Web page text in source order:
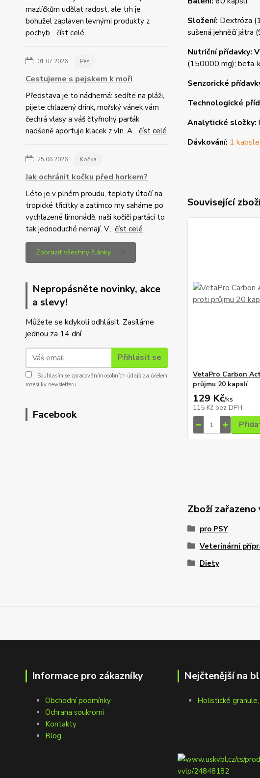
mazlíčkům udělat radost, ale trh je
bohužel zaplaven levnými produkty z
pochyb... číst celé
01.07.2026 Pes
Cestujeme s pejskem k moři
Představa je to nádherná: sedíte na pláži,
pijete chlazený drink, mořský vánek vám
čechrá vlasy a váš čtyřnohý parťák
nadšeně aportuje klacek z vln. A... číst celé
25.06.2026 Kočka
Jak ochránit kočku před horkem?
Léto je v plném proudu, teploty útočí na
tropické třicítky a zatímco my saháme po
vychlazené limonádě, naši kočičí parťáci to
tak jednoduché nemají. V... číst celé
Zobrazit všechny články
Nepropásněte novinky, akce
a slevy!
Můžete se kdykoli odhlásit. Zasíláme
jednou za 14 dní.
Přihlásit se
Souhlasím se zpracováním osobních údajů za účelem
rozesílky newsletteru.
Facebook
Složení: Dextróza
sušená jehněčí játra
Nutriční přídavky:
(150000 mg); beta-
Senzorické
Technologické
Analytické složky:
Dávkování: 1
Související
VetaPro Carbon
průjmu 20 kapslí
129 Kč/ks
115 Kč bez DPH
Zboží
pro PSY
Veterinární
Diety
Informace pro zákazníky
Obchodní podmínky
Ochrana soukromí
Kontakty
Blog
Nejčtenější na
Holistické